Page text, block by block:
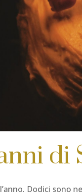
di
Dodici sono